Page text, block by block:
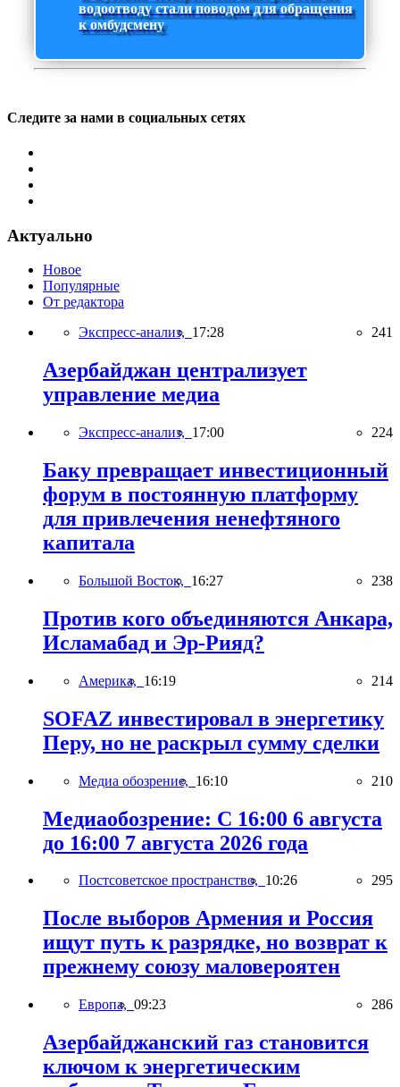
водоотводу стали поводом для обращения
к омбудсмену
Следите за нами в социальных сетях
Актуально
Новое
Популярные
От редактора
Экспресс-анализ, 17:28 241
Азербайджан централизует
управление медиа
Экспресс-анализ, 17:00 224
Баку превращает инвестиционный
форум в постоянную платформу
для привлечения ненефтяного
капитала
Большой Восток, 16:27 238
Против кого объединяются Анкара,
Исламабад и Эр-Рияд?
Америка, 16:19 214
SOFAZ инвестировал в энергетику
Перу, но не раскрыл сумму сделки
Медиа обозрение, 16:10 210
Медиаобозрение: С 16:00 6 августа
до 16:00 7 августа 2026 года
Постсоветское пространство, 10:26 295
После выборов Армения и Россия
ищут путь к разрядке, но возврат к
прежнему союзу маловероятен
Европа, 09:23 286
Азербайджанский газ становится
ключом к энергетическим